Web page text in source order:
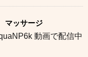
マッサージ
動画で配信中